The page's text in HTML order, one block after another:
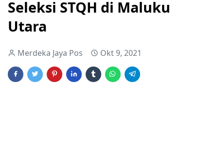
Seleksi STQH di Maluku
Utara
Merdeka Jaya Pos Okt 9, 2021